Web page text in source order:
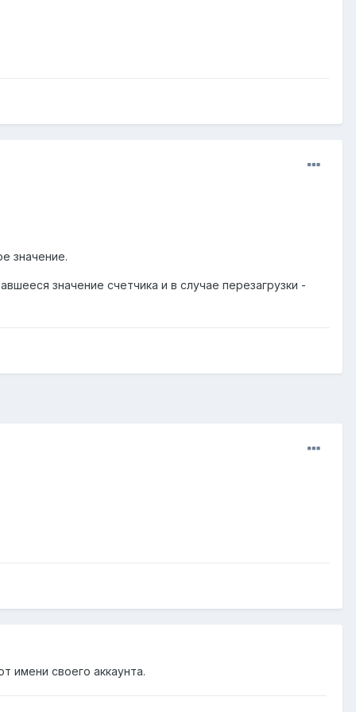
значение.
значение счетчика и в случае перезагрузки -
имени своего аккаунта.